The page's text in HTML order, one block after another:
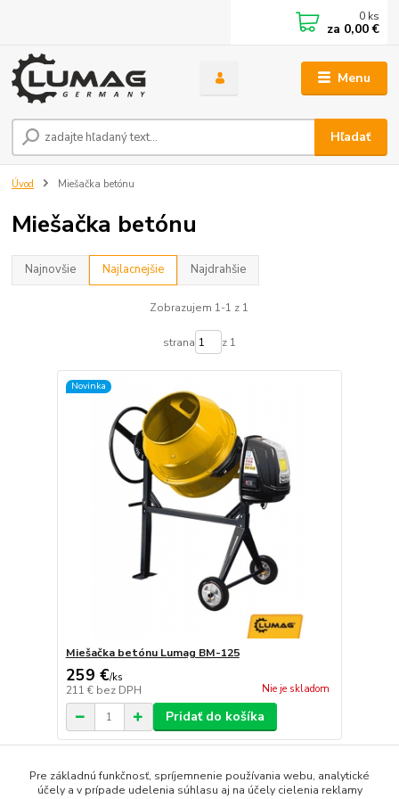
Menu
Hľadať
0 ks
za 0,00 €
Úvod Miešačka betónu
Miešačka betónu
Najnovšie Najlacnejšie Najdrahšie
Zobrazujem 1-1 z 1
strana z 1
Novinka
Miešačka betónu Lumag BM-125
259 €/ks
211 € bez DPH Nie je skladom
Pridať do košíka
strana z 1
Pre základnú funkčnosť, spríjemnenie používania webu, analytické
účely a v prípade udelenia súhlasu aj na účely cielenia reklamy